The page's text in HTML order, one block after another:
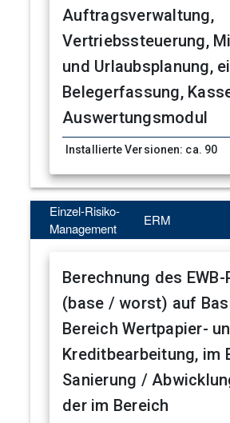
Auftragsverwaltung,
Vertriebssteuerung,
und Urlaubsplanung,
Belegerfassung,
Auswertungsmodul
Installierte Versionen: ca. 90
Einzel-Risiko-
Management
ERM
Berechnung des
(base / worst) auf
Bereich Wertpapier-
Kreditbearbeitung, im
Sanierung /
der im Bereich